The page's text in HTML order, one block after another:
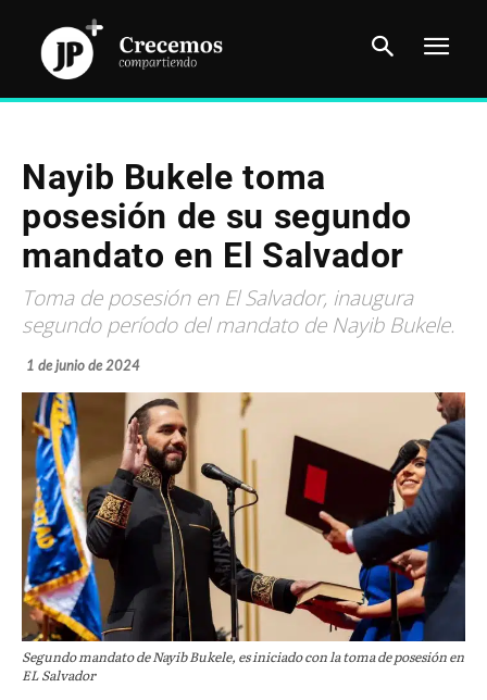
Nayib Bukele toma
posesión de su segundo
mandato en El Salvador
Toma de posesión en El Salvador, inaugura
segundo período del mandato de Nayib Bukele.
1 de junio de 2024
Segundo mandato de Nayib Bukele, es iniciado con la toma de posesión en
EL Salvador